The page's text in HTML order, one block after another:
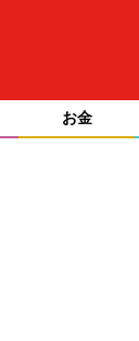
お金